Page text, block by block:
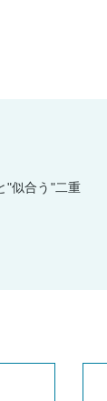
"似合う"二重